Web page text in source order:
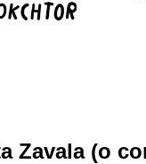
Zavala (o